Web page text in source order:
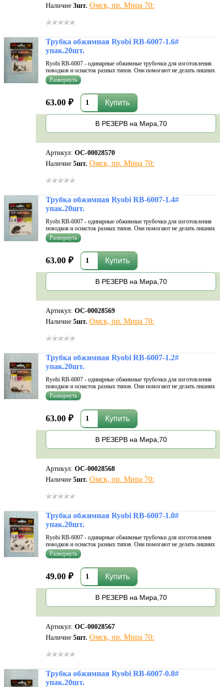
Наличие 3шт. Омск, пр. Мира 70:
Трубка обжимная Ryobi RB-6007-1.6#
упак.20шт.
Ryobi RB-6007 - одинарные обжимные трубочки для изготовления
поводков и оснасток разных типов. Они помогают не делать лишних
узлов в монтаже, что может плохо повлиять на его прочность.
Мягкий сплав хорошо поддается любым манипуляциям. Трубочки
63.00 ₽
В РЕЗЕРВ на Мира,70
Артикул: ОС-00028570
Наличие 5шт. Омск, пр. Мира 70:
Трубка обжимная Ryobi RB-6007-1.4#
упак.20шт.
Ryobi RB-6007 - одинарные обжимные трубочки для изготовления
поводков и оснасток разных типов. Они помогают не делать лишних
узлов в монтаже, что может плохо повлиять на его прочность.
Мягкий сплав хорошо поддается любым манипуляциям. Трубочки
63.00 ₽
В РЕЗЕРВ на Мира,70
Артикул: ОС-00028569
Наличие 5шт. Омск, пр. Мира 70:
Трубка обжимная Ryobi RB-6007-1.2#
упак.20шт.
Ryobi RB-6007 - одинарные обжимные трубочки для изготовления
поводков и оснасток разных типов. Они помогают не делать лишних
узлов в монтаже, что может плохо повлиять на его прочность.
Мягкий сплав хорошо поддается любым манипуляциям. Трубочки
63.00 ₽
В РЕЗЕРВ на Мира,70
Артикул: ОС-00028568
Наличие 5шт. Омск, пр. Мира 70:
Трубка обжимная Ryobi RB-6007-1.0#
упак.20шт.
Ryobi RB-6007 - одинарные обжимные трубочки для изготовления
поводков и оснасток разных типов. Они помогают не делать лишних
узлов в монтаже, что может плохо повлиять на его прочность.
Мягкий сплав хорошо поддается любым манипуляциям. Трубочки
49.00 ₽
В РЕЗЕРВ на Мира,70
Артикул: ОС-00028567
Наличие 5шт. Омск, пр. Мира 70:
Трубка обжимная Ryobi RB-6007-0.8#
упак.20шт.